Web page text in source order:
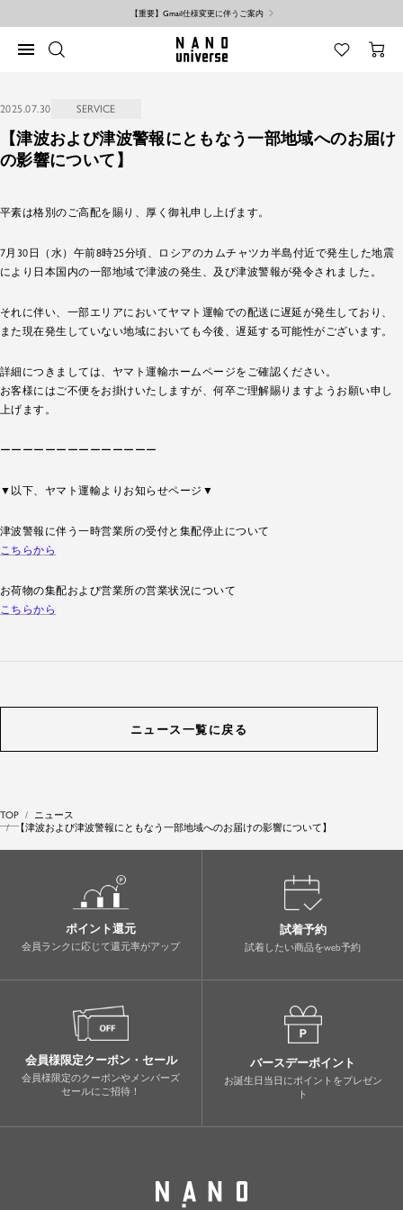
ス
プ
【重要】Gmail仕様変更に伴うご案内
ナ
シ
ョ
ン
NANO
universe
2025.07.30 SERVICE
【津波および津波警報にともなう一部地域へのお届け
の影響について】
平素は格別のご高配を賜り、厚く御礼申し上げます。
7月30日（水）午前8時25分頃、ロシアのカムチャツカ半島付近で発生した地震
により日本国内の一部地域で津波の発生、及び津波警報が発令されました。
それに伴い、一部エリアにおいてヤマト運輸での配送に遅延が発生しており、
また現在発生していない地域においても今後、遅延する可能性がございます。
詳細につきましては、ヤマト運輸ホームページをご確認ください。
お客様にはご不便をお掛けいたしますが、何卒ご理解賜りますようお願い申し
上げます。
ーーーーーーーーーーーーーー
▼以下、ヤマト運輸よりお知らせページ▼
津波警報に伴う一時営業所の受付と集配停止について
こちらから
お荷物の集配および営業所の営業状況について
こちらから
ニュース一覧に戻る
TOP
ニュース
【津波および津波警報にともなう一部地域へのお届けの影響について】
ポイント還元
会員ランクに応じて還元率がアップ
試着予約
試着したい商品をweb予約
会員様限定クーポン・セール
会員様限定のクーポンやメンバーズ
セールにご招待！
バースデーポイント
お誕生日当日にポイントをプレゼン
ト